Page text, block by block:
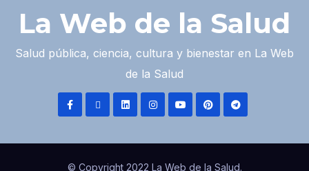
La Web de la Salud
Salud pública, ciencia, cultura y bienestar en La Web
de la Salud
© Copyright 2022 La Web de la Salud.